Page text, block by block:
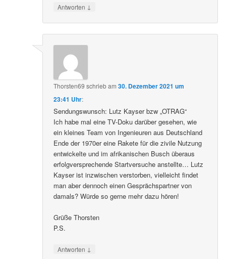
Antworten ↓
Thorsten69 schriebam30. Dezember 2021 um
23:41 Uhr:
Sendungswunsch: Lutz Kayser bzw „OTRAG“
Ich habe mal eine TV-Doku darüber gesehen, wie
ein kleines Team von Ingenieuren aus Deutschland
Ende der 1970er eine Rakete für die zivile Nutzung
entwickelte und im afrikanischen Busch überaus
erfolgversprechende Startversuche anstellte… Lutz
Kayser ist inzwischen verstorben, vielleicht findet
man aber dennoch einen Gesprächspartner von
damals? Würde so gerne mehr dazu hören!
Grüße Thorsten
P.S.
Antworten ↓